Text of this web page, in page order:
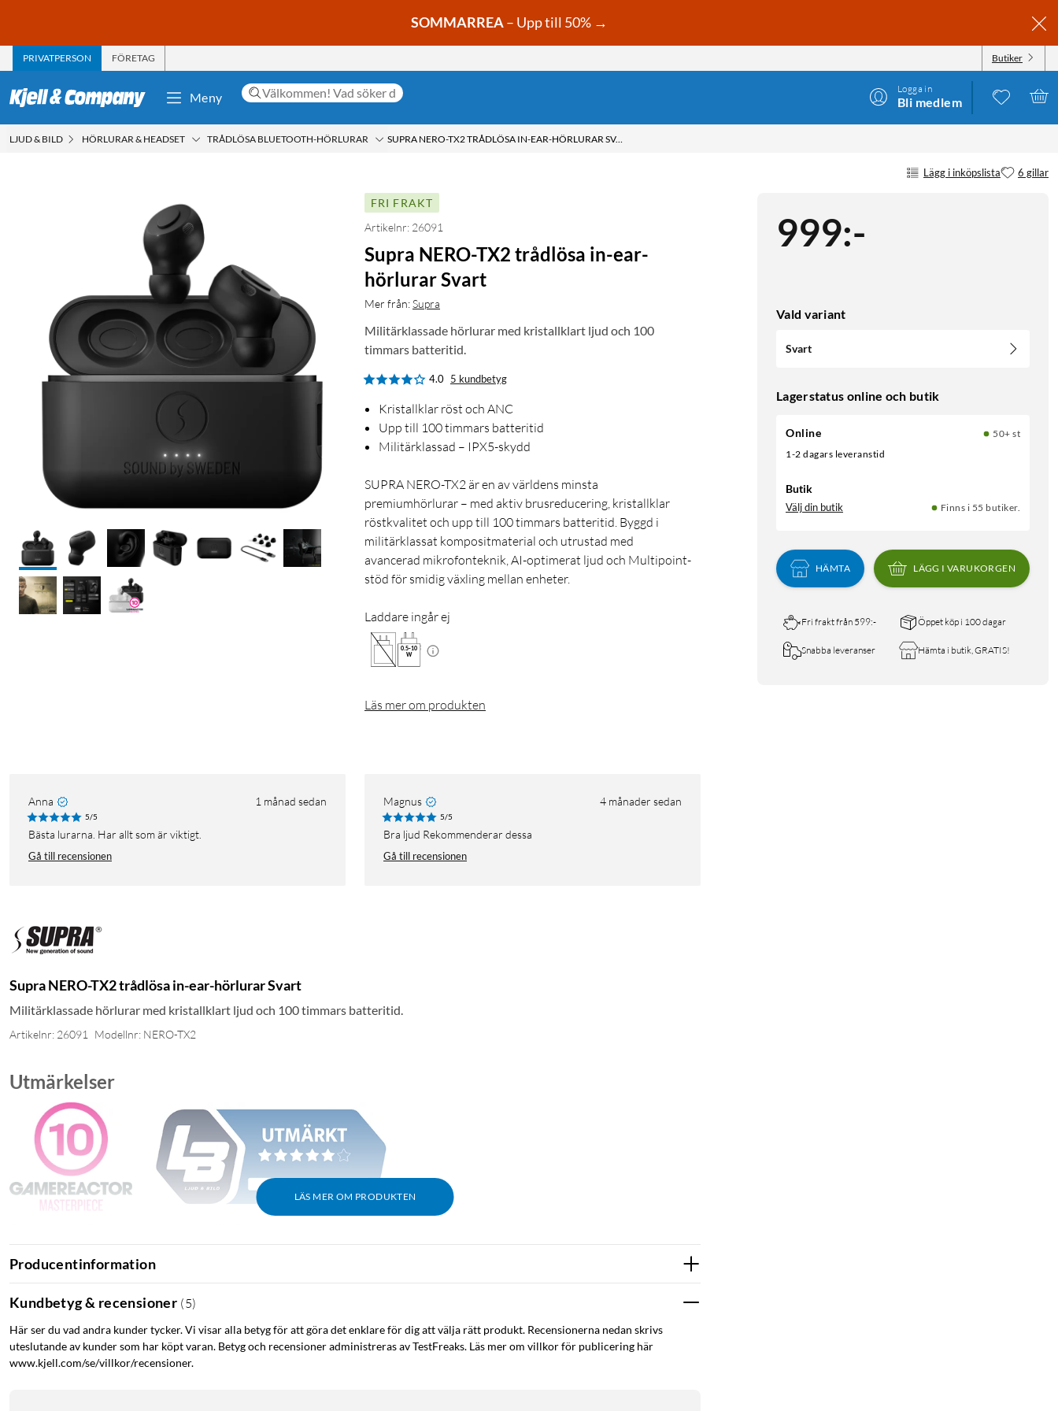
SOMMARREA– Upp till 50% →
PRIVATPERSON FÖRETAG Butiker
Meny
Logga in
Bli medlem
LJUD & BILD HÖRLURAR & HEADSET TRÅDLÖSA BLUETOOTH-HÖRLURAR SUPRA NERO-TX2 TRÅDLÖSA IN-EAR-HÖRLURAR SVART
Lägg i inköpslista 6 gillar
999:-
Vald variant
Svart
Lagerstatus online och butik
Online
50+ st
1-2 dagars leveranstid
Butik
Välj din butik Finns i 55 butiker.
HÄMTA LÄGG I VARUKORGEN
Fri frakt från 599:- Öppet köp i 100 dagar
Snabba leveranser Hämta i butik, GRATIS!
FRI FRAKT
Artikelnr: 26091
Supra NERO-TX2 trådlösa in-ear-
hörlurar Svart
Mer från:Supra
Militärklassade hörlurar med kristallklart ljud och 100
timmars batteritid.
4.0 5 kundbetyg
Kristallklar röst och ANC
Upp till 100 timmars batteritid
Militärklassad – IPX5-skydd
SUPRA NERO-TX2 är en av världens minsta
premiumhörlurar – med aktiv brusreducering, kristallklar
röstkvalitet och upp till 100 timmars batteritid. Byggd i
militärklassat kompositmaterial och utrustad med
avancerad mikrofonteknik, AI-optimerat ljud och Multipoint-
stöd för smidig växling mellan enheter.
Laddare ingår ej
0.5-10
W
Läs mer om produkten
Anna 1 månad sedan
5/5
Bästa lurarna. Har allt som är viktigt.
Gå till recensionen
Magnus 4 månader sedan
5/5
Bra ljud Rekommenderar dessa
Gå till recensionen
Supra NERO-TX2 trådlösa in-ear-hörlurar Svart
Militärklassade hörlurar med kristallklart ljud och 100 timmars batteritid.
Artikelnr: 26091 Modellnr: NERO-TX2
LÄS MER OM PRODUKTEN
Utmärkelser
Ljud & Bild: "Extrem batteritid för under tusenlappen."
Kort om produkten
Aktiv brusreducering och ENC för tydliga samtal.
Upp till 100 timmars batteritid med laddningsetui.
Militärklassad konstruktion i lättviktskomposit.
Producentinformation
Kundbetyg & recensioner (5)
Här ser du vad andra kunder tycker. Vi visar alla betyg för att göra det enklare för dig att välja rätt produkt. Recensionerna nedan skrivs
uteslutande av kunder som har köpt varan. Betyg och recensioner administreras av TestFreaks. Läs mer om villkor för publicering här
www.kjell.com/se/villkor/recensioner.